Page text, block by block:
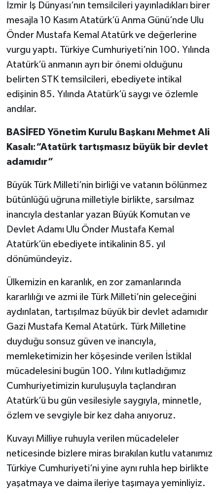
İzmir İş Dünyası’nın temsilcileri yayınladıkları birer
mesajla 10 Kasım Atatürk’ü Anma Günü’nde Ulu
Önder Mustafa Kemal Atatürk ve değerlerine
vurgu yaptı. Türkiye Cumhuriyeti’nin 100. Yılında
Atatürk’ü anmanın ayrı bir önemi olduğunu
belirten STK temsilcileri, ebediyete intikal
edişinin 85. Yılında Atatürk’ü saygı ve özlemle
andılar.
BASİFED Yönetim Kurulu Başkanı Mehmet Ali
Kasalı:“Atatürk tartışmasız büyük bir devlet
adamıdır”
Büyük Türk Milleti’nin birliği ve vatanın bölünmez
bütünlüğü uğruna milletiyle birlikte, sarsılmaz
inancıyla destanlar yazan Büyük Komutan ve
Devlet Adamı Ulu Önder Mustafa Kemal
Atatürk’ün ebediyete intikalinin 85. yıl
dönümündeyiz.
Ülkemizin en karanlık, en zor zamanlarında
kararlılığı ve azmi ile Türk Milleti’nin geleceğini
aydınlatan, tartışılmaz büyük bir devlet adamıdır
Gazi Mustafa Kemal Atatürk. Türk Milletine
duyduğu sonsuz güven ve inancıyla,
memleketimizin her köşesinde verilen İstiklal
mücadelesini bugün 100. Yılını kutladığımız
Cumhuriyetimizin kuruluşuyla taçlandıran
Atatürk’ü bu gün vesilesiyle saygıyla, minnetle,
özlem ve sevgiyle bir kez daha anıyoruz.
Kuvayı Milliye ruhuyla verilen mücadeleler
neticesinde bizlere miras bırakılan kutlu vatanımız
Türkiye Cumhuriyeti’ni yine aynı ruhla hep birlikte
yaşatmaya ve daima ileriye taşımaya yeminliyiz.